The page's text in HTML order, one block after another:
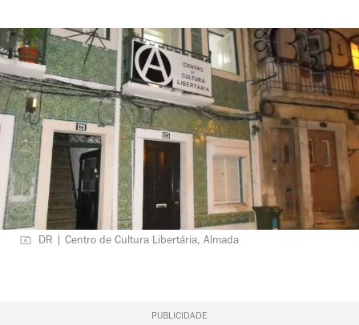
DR | Centro de Cultura Libertária, Almada
PUBLICIDADE